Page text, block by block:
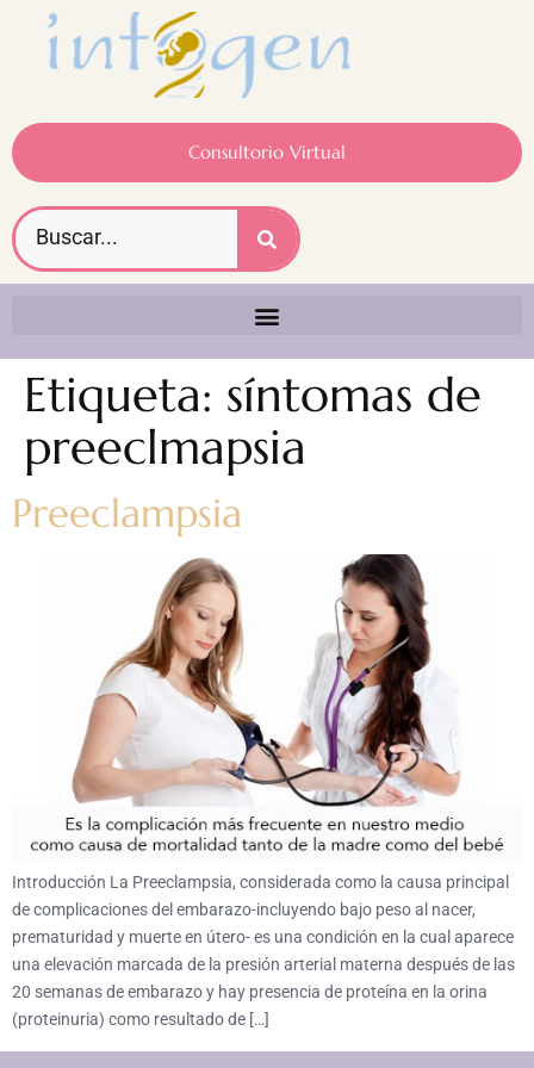
Consultorio Virtual
Etiqueta: síntomas de
preeclmapsia
Preeclampsia
Introducción La Preeclampsia, considerada como la causa principal
de complicaciones del embarazo-incluyendo bajo peso al nacer,
prematuridad y muerte en útero- es una condición en la cual aparece
una elevación marcada de la presión arterial materna después de las
20 semanas de embarazo y hay presencia de proteína en la orina
(proteinuria) como resultado de […]